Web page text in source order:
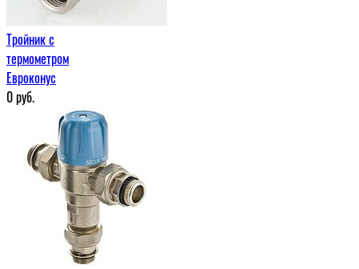
Тройник с
термометром
Евроконус
0руб.